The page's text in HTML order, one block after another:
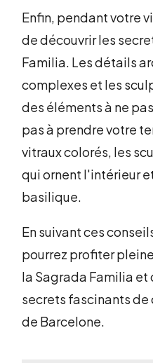
Enfin, pendant votre
de découvrir les
Familia. Les détails
complexes et les
des éléments à ne
pas à prendre votre
vitraux colorés, les
qui ornent l'intérieur
basilique.
En suivant ces
pourrez profiter
la Sagrada Familia et
secrets fascinants
de Barcelone.